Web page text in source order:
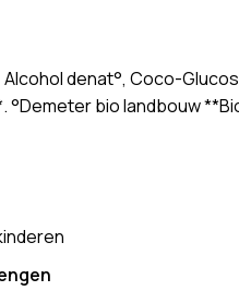
denat°, Coco-
°Demeter bio landbouw